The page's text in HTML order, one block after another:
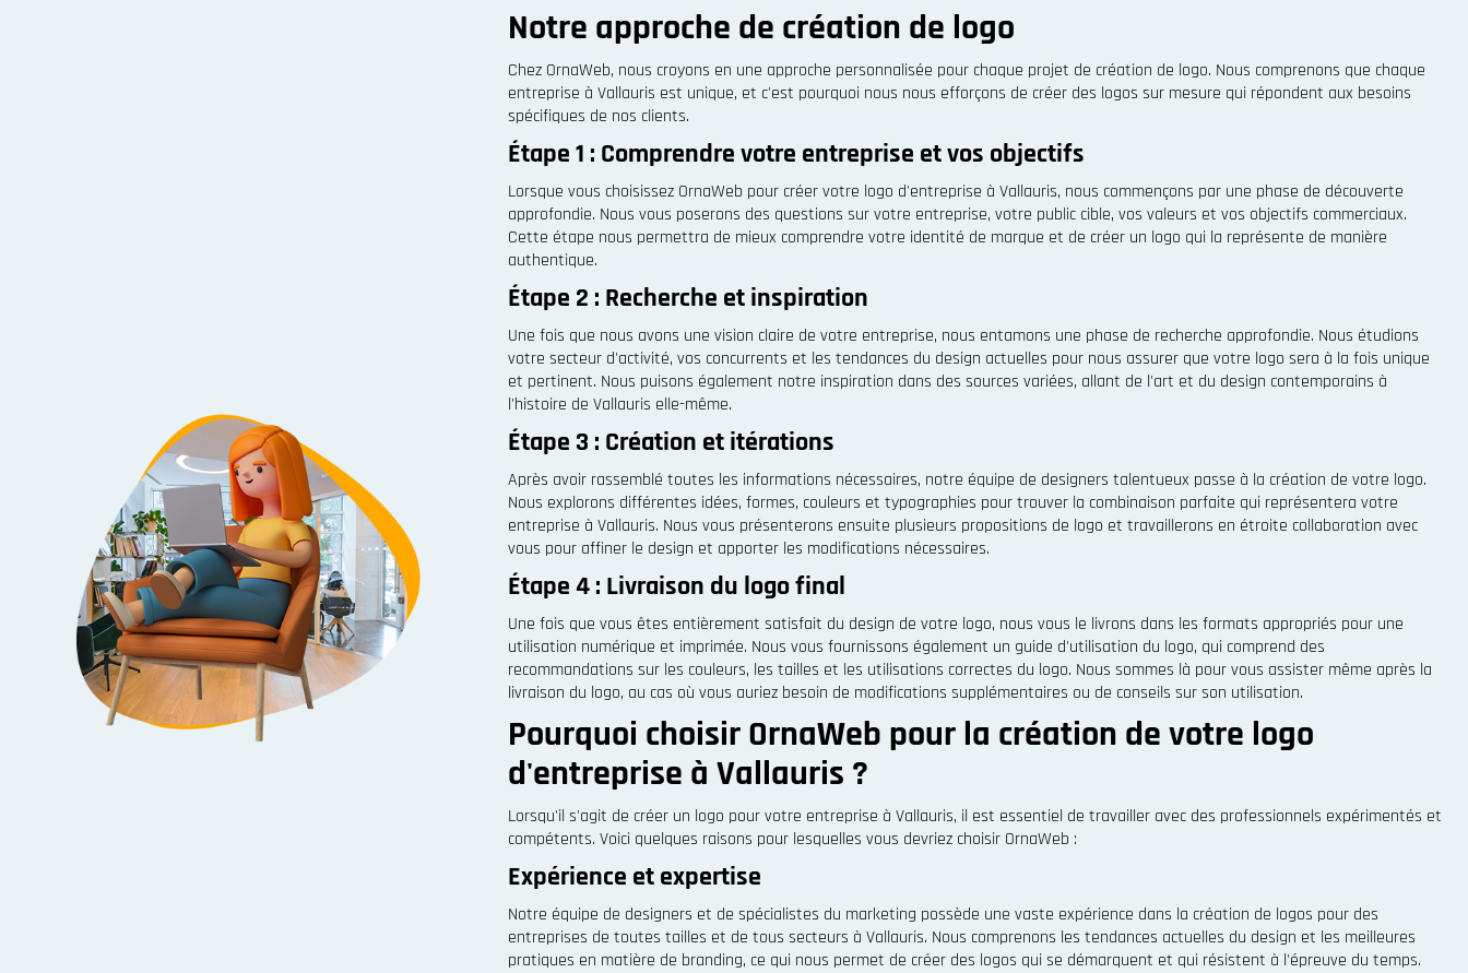
Notre approche de création de logo
Chez OrnaWeb, nous croyons en une approche personnalisée pour chaque projet de création de logo. Nous comprenons que chaque
entreprise à Vallauris est unique, et c'est pourquoi nous nous efforçons de créer des logos sur mesure qui répondent aux besoins
spécifiques de nos clients.
Étape 1 : Comprendre votre entreprise et vos objectifs
Lorsque vous choisissez OrnaWeb pour créer votre logo d'entreprise à Vallauris, nous commençons par une phase de découverte
approfondie. Nous vous poserons des questions sur votre entreprise, votre public cible, vos valeurs et vos objectifs commerciaux.
Cette étape nous permettra de mieux comprendre votre identité de marque et de créer un logo qui la représente de manière
authentique.
Étape 2 : Recherche et inspiration
Une fois que nous avons une vision claire de votre entreprise, nous entamons une phase de recherche approfondie. Nous étudions
votre secteur d'activité, vos concurrents et les tendances du design actuelles pour nous assurer que votre logo sera à la fois unique
et pertinent. Nous puisons également notre inspiration dans des sources variées, allant de l'art et du design contemporains à
l'histoire de Vallauris elle-même.
Étape 3 : Création et itérations
Après avoir rassemblé toutes les informations nécessaires, notre équipe de designers talentueux passe à la création de votre logo.
Nous explorons différentes idées, formes, couleurs et typographies pour trouver la combinaison parfaite qui représentera votre
entreprise à Vallauris. Nous vous présenterons ensuite plusieurs propositions de logo et travaillerons en étroite collaboration avec
vous pour affiner le design et apporter les modifications nécessaires.
Étape 4 : Livraison du logo final
Une fois que vous êtes entièrement satisfait du design de votre logo, nous vous le livrons dans les formats appropriés pour une
utilisation numérique et imprimée. Nous vous fournissons également un guide d'utilisation du logo, qui comprend des
recommandations sur les couleurs, les tailles et les utilisations correctes du logo. Nous sommes là pour vous assister même après la
livraison du logo, au cas où vous auriez besoin de modifications supplémentaires ou de conseils sur son utilisation.
Pourquoi choisir OrnaWeb pour la création de votre logo
d'entreprise à Vallauris ?
Lorsqu'il s'agit de créer un logo pour votre entreprise à Vallauris, il est essentiel de travailler avec des professionnels expérimentés et
compétents. Voici quelques raisons pour lesquelles vous devriez choisir OrnaWeb :
Expérience et expertise
Notre équipe de designers et de spécialistes du marketing possède une vaste expérience dans la création de logos pour des
entreprises de toutes tailles et de tous secteurs à Vallauris. Nous comprenons les tendances actuelles du design et les meilleures
pratiques en matière de branding, ce qui nous permet de créer des logos qui se démarquent et qui résistent à l'épreuve du temps.